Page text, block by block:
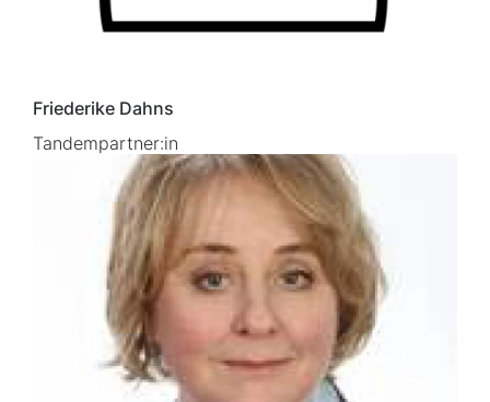
Friederike Dahns
Tandempartner:in